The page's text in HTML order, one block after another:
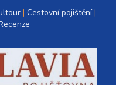
Cestovní pojištění